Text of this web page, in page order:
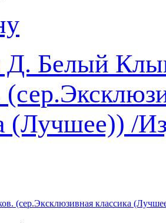
(сер.Эксклюзивная классика